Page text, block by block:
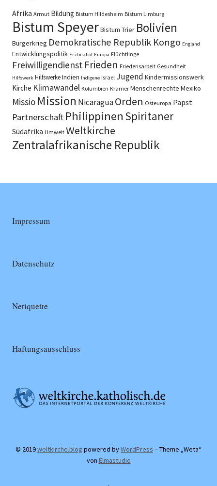
Afrika Armut Bildung Bistum Hildesheim Bistum Limburg
Bistum SpeyerBistum Trier Bolivien
Bürgerkrieg Demokratische Republik Kongo England
Entwicklungspolitik Erzbischof Europa Flüchtlinge
Freiwilligendienst Frieden Friedensarbeit Gesundheit
Hilfswerk HilfswerkeIndien Indigene Israel Jugend Kindermissionswerk
Kirche Klimawandel Kolumbien Krämer Menschenrechte Mexiko
Missio Mission NicaraguaOrden Osteuropa Papst
Partnerschaft Philippinen Spiritaner
Südafrika Umwelt Weltkirche
Zentralafrikanische Republik
Impressum
Datenschutz
Netiquette
Haftungsausschluss
© 2019weltkirche.blog powered byWordPress – Theme „Weta“
von Elmastudio